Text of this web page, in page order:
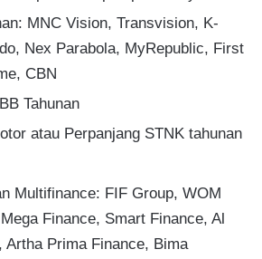
MNC Vision, Transvision, K-
Nex Parabola, MyRepublic, First
CBN
Tahunan
atau Perpanjang STNK tahunan
Multifinance: FIF Group, WOM
Finance, Smart Finance, Al
Artha Prima Finance, Bima